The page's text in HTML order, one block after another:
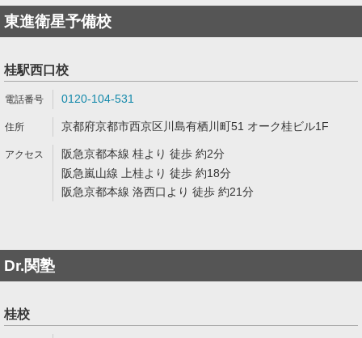
東進衛星予備校
桂駅西口校
0120-104-531
京都府京都市西京区川島有栖川町51 オーク桂ビル1F
阪急京都本線 桂より 徒歩 約2分
阪急嵐山線 上桂より 徒歩 約18分
阪急京都本線 洛西口より 徒歩 約21分
Dr.関塾
桂校